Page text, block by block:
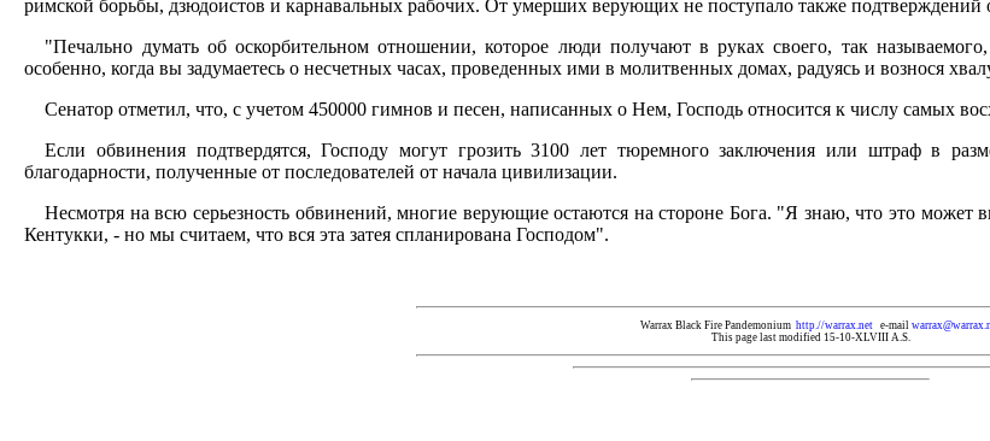
римской борьбы, дзюдоистов и карнавальных рабочих. От умерших верующих не поступало также
"Печально думать об оскорбительном отношении, которое люди получают в руках своего, так
особенно, когда вы задумаетесь о несчетных часах, проведенных ими в молитвенных домах, радуясь и вознося
Сенатор отметил, что, с учетом 450000 гимнов и песен, написанных о Нем, Господь относится к числу самых
Если обвинения подтвердятся, Господу могут грозить 3100 лет тюремного заключения или штраф в
благодарности, полученные от последователей от начала цивилизации.
Несмотря на всю серьезность обвинений, многие верующие остаются на стороне Бога. "Я знаю, что это
Кентукки, - но мы считаем, что вся эта затея спланирована Господом".
Warrax Black Fire Pandemoniumhttp.//warrax.net e-mail
This page last modified 15-10-XLVIII A.S.